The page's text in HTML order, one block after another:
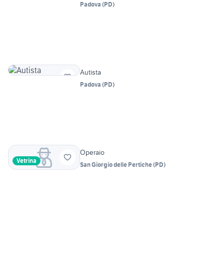
Padova (PD)
Autista
Padova (PD)
Vetrina
Operaio
San Giorgio delle Pertiche(PD)